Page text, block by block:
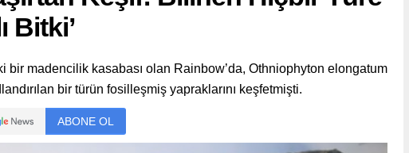
Bitki’
bir madencilik kasabası olan Rainbow’da, Othniophyton elongatum
bir türün fosilleşmiş yapraklarını keşfetmişti.
ABONE OL